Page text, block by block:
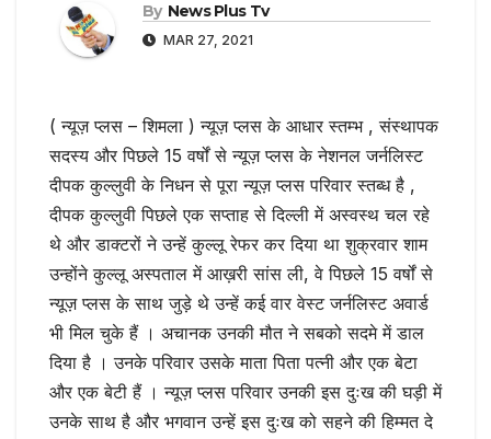
By News Plus Tv
MAR 27, 2021
( न्यूज़ प्लस – शिमला ) न्यूज़ प्लस के आधार स्तम्भ , संस्थापक
सदस्य और पिछले 15 वर्षों से न्यूज़ प्लस के नेशनल जर्नलिस्ट
दीपक कुल्लुवी के निधन से पूरा न्यूज़ प्लस परिवार स्तब्ध है ,
दीपक कुल्लुवी पिछले एक सप्ताह से दिल्ली में अस्वस्थ चल रहे
थे और डाक्टरों ने उन्हें कुल्लू रेफर कर दिया था शुक्रवार शाम
उन्होंने कुल्लू अस्पताल में आख़री सांस ली, वे पिछले 15 वर्षों से
न्यूज़ प्लस के साथ जुड़े थे उन्हें कई वार वेस्ट जर्नलिस्ट अवार्ड
भी मिल चुके हैं । अचानक उनकी मौत ने सबको सदमे में डाल
दिया है । उनके परिवार उसके माता पिता पत्नी और एक बेटा
और एक बेटी हैं । न्यूज़ प्लस परिवार उनकी इस दुःख की घड़ी में
उनके साथ है और भगवान उन्हें इस दुःख को सहने की हिम्मत दे